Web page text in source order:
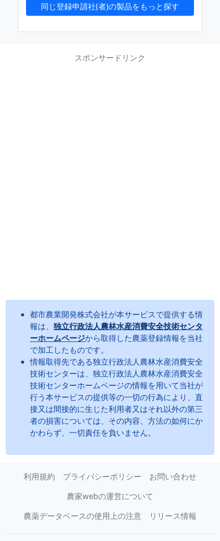
同じ登録申請社(者)の製品をもっと探す
スポンサードリンク
都市農業開発株式会社が本サービスで提供する情
報は、 独立行政法人農林水産消費安全技術センタ
ーホームページから取得した農薬登録情報を当社
で加工したものです。
情報取得先である独立行政法人農林水産消費安全
技術センターは、独立行政法人農林水産消費安全
技術センターホームページの情報を用いて当社が
行う本サービスの提供等の一切の行為により、直
接又は間接的に生じた利用者又はそれ以外の第三
者の損害については、その内容、方法の如何にか
かわらず、一切責任を負いません。
利用規約 プライバシーポリシー
お問い合わせ
農家webの運営について
農薬データベースの使用上の注意
リリース情報